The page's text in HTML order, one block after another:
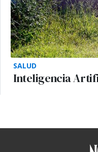
SALUD
Inteligencia